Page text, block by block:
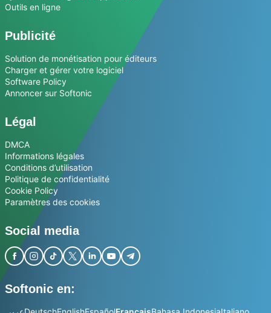
Outils en ligne
Publicité
Solution de monétisation pour éditeurs
Charger et gérer votre logiciel
Software Policy
Annoncer sur Softonic
Légal
DMCA
Informations légales
Conditions d’utilisation
Politique de confidentialité
Cookie Policy
Paramètres des cookies
Social media
Softonic en: